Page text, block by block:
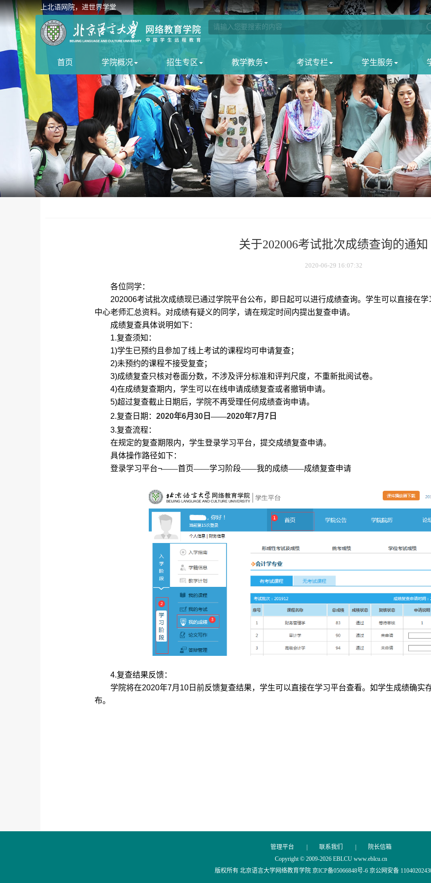
上北语网院，进世界学堂
首页 学院概况 招生专区 教学教务 考试专栏 学生服务
关于202006考试批次成绩查询的通知
2020-06-29 16:07:32
各位同学：
202006考试批次成绩现已通过学院平台公布，即日起可以进行成绩查询。学生可以直接在
中心老师汇总资料。对成绩有疑义的同学，请在规定时间内提出复查申请。
成绩复查具体说明如下：
1.复查须知：
1)学生已预约且参加了线上考试的课程均可申请复查；
2)未预约的课程不接受复查；
3)成绩复查只核对卷面分数，不涉及评分标准和评判尺度，不重新批阅试卷。
4)在成绩复查期内，学生可以在线申请成绩复查或者撤销申请。
5)超过复查截止日期后，学院不再受理任何成绩查询申请。
2.复查日期： 2020年6月 30 日——2020年7月 7 日
3.复查流程：
在规定的复查期限内，学生登录学习平台，提交成绩复查申请。
具体操作路径如下：
登录学习平台¬——首页——学习阶段——我的成绩——成绩复查申请
4.复查结果反馈：
学院将在2020年7月 10 日前反馈复查结果，学生可以直接在学习平台查看。如学生成绩确实
布。
管理平台 联系我们
院长信箱
Copyright © 2009-2026 EBLCU www.eblcu.cn
版权所有 北京语言大学网络教育学院 京ICP备05066848号-6京公网安备